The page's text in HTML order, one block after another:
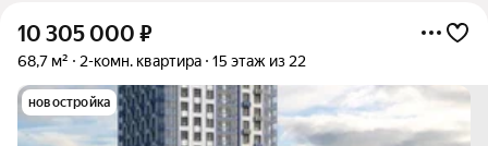
10 305 000 ₽
68,7 м² 2-комн. квартира 15 этаж из 22
новостройка